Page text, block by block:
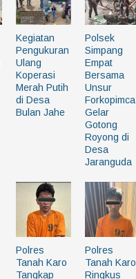
Kegiatan
Pengukuran
Ulang
Koperasi
Merah Putih
di Desa
Bulan Jahe
Polsek
Simpang
Empat
Bersama
Unsur
Forkopimca
Gelar
Gotong
Royong di
Desa
Jaranguda
Polres
Tanah Karo
Tangkap
Polres
Tanah Karo
Ringkus